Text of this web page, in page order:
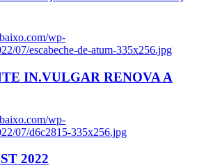
wp-
07/escabeche-de-atum-335x256.jpg
IN.VULGAR RENOVA A
wp-
07/d6c2815-335x256.jpg
2022